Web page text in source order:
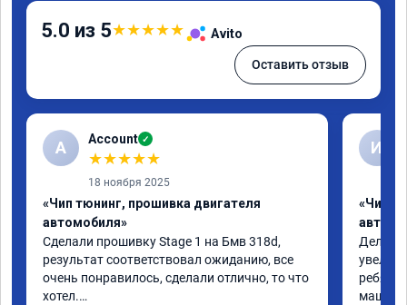
5.0 из 5★★★★★ Avito
Оставить отзыв
A Account ✓
★★★★★
18 ноября 2025
«Чип тюнинг, прошивка двигателя
автомобиля»
Сделали прошивку Stage 1 на Бмв 318d,
результат соответствовал ожиданию, все
очень понравилось, сделали отлично, то что
хотел.
И
«Чип
Делали
ребята
машина